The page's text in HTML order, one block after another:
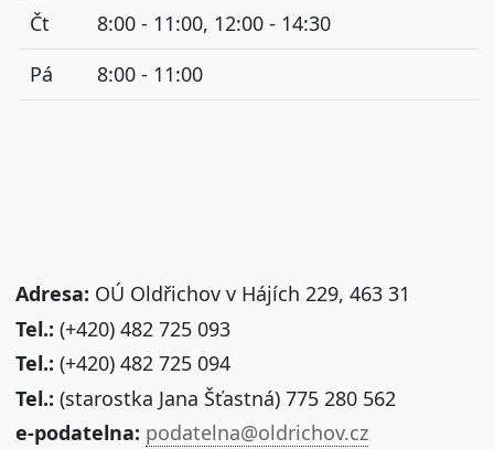
Čt
8:00 - 11:00, 12:00 - 14:30
Pá
8:00 - 11:00
Adresa: OÚ Oldřichov v Hájích 229, 463 31
Tel.: (+420) 482 725 093
Tel.: (+420) 482 725 094
Tel.: (starostka Jana Šťastná) 775 280 562
e-podatelna: podatelna@oldrichov.cz